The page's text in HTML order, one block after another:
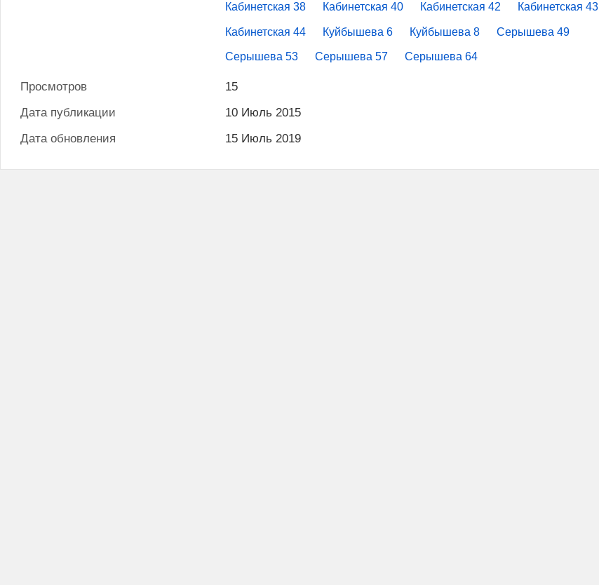
Кабинетская 38 Кабинетская 40 Кабинетская 42 Кабинетская 43
Кабинетская 44 Куйбышева 6 Куйбышева 8 Серышева 49
Серышева 53 Серышева 57 Серышева 64
Просмотров
15
Дата публикации
10 Июль 2015
Дата обновления
15 Июль 2019